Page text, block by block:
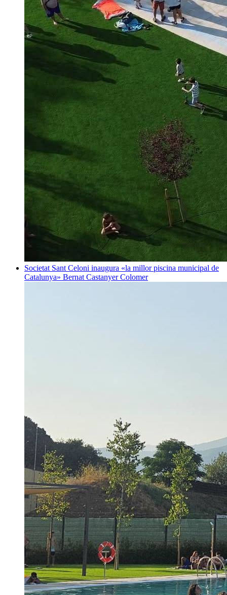
Societat Sant Celoni inaugura «la millor piscina municipal de
Catalunya» Bernat Castanyer Colomer